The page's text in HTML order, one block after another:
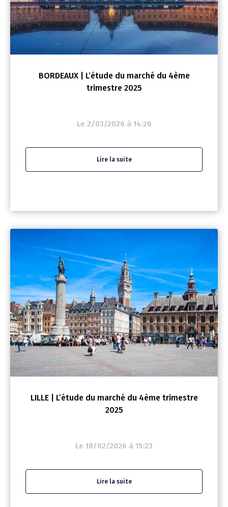
BORDEAUX | L’étude du marché du 4ème
trimestre 2025
Le 2/03/2026 à 14:26
Lire la suite
LILLE | L’étude du marché du 4ème trimestre
2025
Le 18/02/2026 à 15:23
Lire la suite